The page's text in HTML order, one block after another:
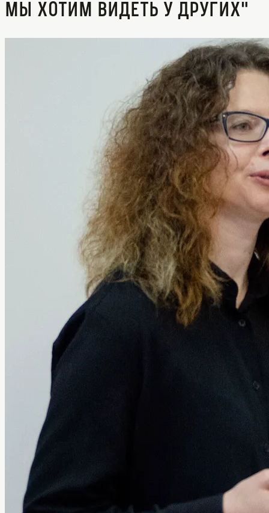
мы хотим видеть у других"